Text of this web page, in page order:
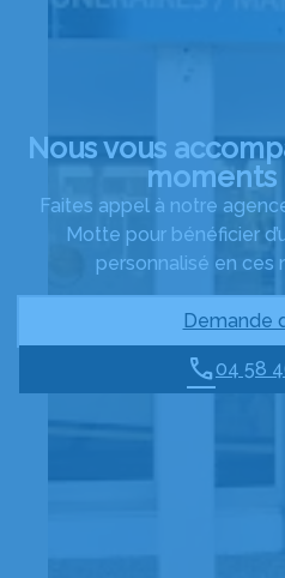
Nous vous
moments
Faites appel à notre
Motte pour bénéficier
personnalisé en ces
Demande
04 58